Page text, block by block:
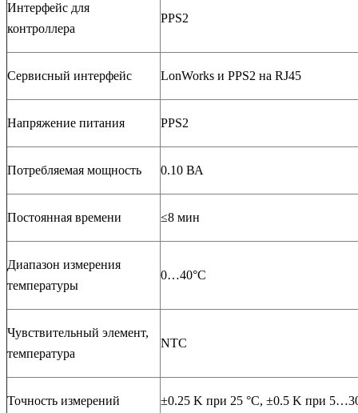
Интерфейс для
контроллера
PPS2
Сервисный интерфейс LonWorks и PPS2 на RJ45
Напряжение питания PPS2
Потребляемая мощность 0.10 ВА
Постоянная времени ≤8 мин
Диапазон измерения
температуры
0…40°C
Чувствительный элемент,
температура
NTC
Точность измерений ±0.25 K при 25 °C, ±0.5 K при